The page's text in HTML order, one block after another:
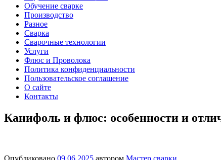
Обучение сварке
Производство
Разное
Сварка
Сварочные технологии
Услуги
Флюс и Проволока
Политика конфиденциальности
Пользовательское соглашение
О сайте
Контакты
Канифоль и флюс: особенности и
Опубликовано 09.06.2025 автором Мастер сварки